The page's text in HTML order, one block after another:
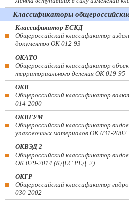
Классификаторы
Классификатор ЕСКД
Общероссийский классификатор
документов ОК 012-93
ОКАТО
Общероссийский классификатор
территориального деления ОК 019-95
ОКВ
Общероссийский классификатор
014-2000
ОКВГУМ
Общероссийский классификатор видов
упаковочных материалов ОК 031-2002
ОКВЭД 2
Общероссийский классификатор
ОК 029-2014 (КДЕС РЕД. 2)
ОКГР
Общероссийский классификатор
030-2002